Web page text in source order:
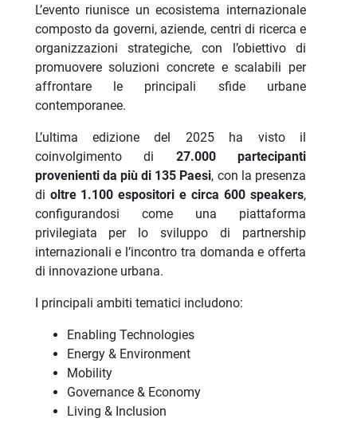
L’evento riunisce un ecosistema internazionale
composto da governi, aziende, centri di ricerca e
organizzazioni strategiche, con l’obiettivo di
promuovere soluzioni concrete e scalabili per
affrontare le principali sfide urbane
contemporanee.
L’ultima edizione del 2025 ha visto il
coinvolgimento di 27.000 partecipanti
provenienti da più di 135 Paesi, con la presenza
di oltre 1.100 espositori e circa 600 speakers,
configurandosi come una piattaforma
privilegiata per lo sviluppo di partnership
internazionali e l’incontro tra domanda e offerta
di innovazione urbana.
I principali ambiti tematici includono:
Enabling Technologies
Energy & Environment
Mobility
Governance & Economy
Living & Inclusion